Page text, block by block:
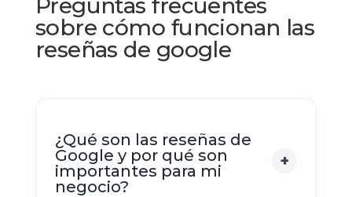
Preguntas frecuentes
sobre cómo funcionan las
reseñas de google
¿Qué son las reseñas de
Google y por qué son
importantes para mi
negocio?